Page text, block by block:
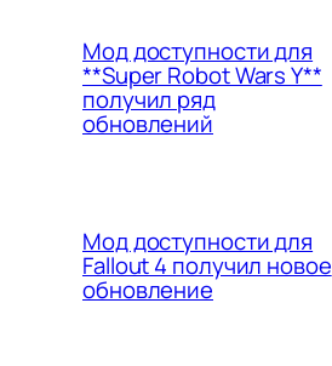
Мод доступности для
**Super Robot Wars Y**
получил ряд
обновлений
Мод доступности для
Fallout 4 получил новое
обновление